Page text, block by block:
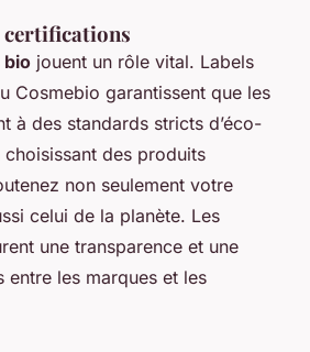
certifications
bio jouent un rôle vital. Labels
Cosmebio garantissent que les
à des standards stricts d’éco-
des produits
non seulement votre
celui de la planète. Les
une transparence et une
entre les marques et les